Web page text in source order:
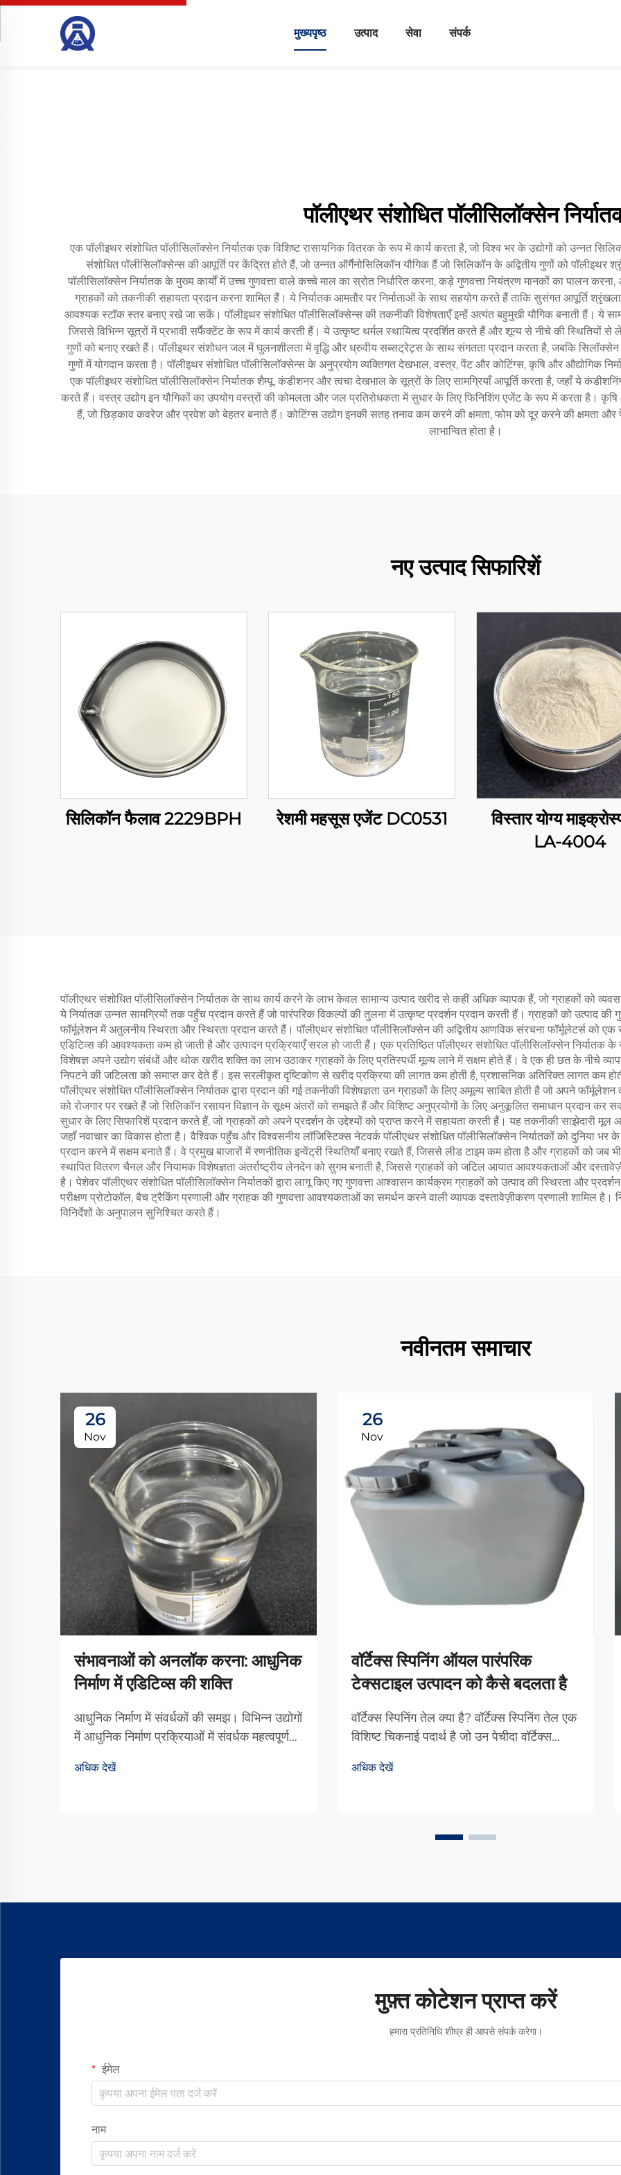
मुख्यपृष्ठ उत्पाद सेवा संपर्क
पॉलीएथर संशोधित पॉलीसिलॉक्सेन
एक पॉलीइथर संशोधित पॉलीसिलॉक्सेन निर्यातक एक विशिष्ट रासायनिक वितरक के रूप में कार्य करता है, जो विश्व भर के उद्योगों को उन्नत
संशोधित पॉलीसिलॉक्सेन्स की आपूर्ति पर केंद्रित होते हैं, जो उन्नत ऑर्गैनोसिलिकॉन यौगिक हैं जो सिलिकॉन के अद्वितीय गुणों को
पॉलीसिलॉक्सेन निर्यातक के मुख्य कार्यों में उच्च गुणवत्ता वाले कच्चे माल का स्रोत निर्धारित करना, कड़े गुणवत्ता नियंत्रण मानकों का पालन करना,
ग्राहकों को तकनीकी सहायता प्रदान करना शामिल हैं। ये निर्यातक आमतौर पर निर्माताओं के साथ सहयोग करते हैं ताकि सुसंगत आपूर्ति
आवश्यक स्टॉक स्तर बनाए रखे जा सकें। पॉलीइथर संशोधित पॉलीसिलॉक्सेन्स की तकनीकी विशेषताएँ इन्हें अत्यंत बहुमुखी यौगिक बनाती हैं। ये
जिससे विभिन्न सूत्रों में प्रभावी सर्फैक्टेंट के रूप में कार्य करती हैं। ये उत्कृष्ट थर्मल स्थायित्व प्रदर्शित करते हैं और शून्य से नीचे की स्थितियों से
गुणों को बनाए रखते हैं। पॉलीइथर संशोधन जल में घुलनशीलता में वृद्धि और ध्रुवीय सब्सट्रेट्स के साथ संगतता प्रदान करता है, जबकि सिलॉक्सेन
गुणों में योगदान करता है। पॉलीइथर संशोधित पॉलीसिलॉक्सेन्स के अनुप्रयोग व्यक्तिगत देखभाल, वस्त्र, पेंट और कोटिंग्स, कृषि और औद्योगिक
एक पॉलीइथर संशोधित पॉलीसिलॉक्सेन निर्यातक शैम्पू, कंडीशनर और त्वचा देखभाल के सूत्रों के लिए सामग्रियाँ आपूर्ति करता है, जहाँ ये
करते हैं। वस्त्र उद्योग इन यौगिकों का उपयोग वस्त्रों की कोमलता और जल प्रतिरोधकता में सुधार के लिए फिनिशिंग एजेंट के रूप में करता है।
हैं, जो छिड़काव कवरेज और प्रवेश को बेहतर बनाते हैं। कोटिंग्स उद्योग इनकी सतह तनाव कम करने की क्षमता, फोम को दूर करने की क्षमता
लाभान्वित होता है।
नए उत्पाद सिफारिशें
सिलिकॉन फैलाव 2229BPH रेशमी महसूस एजेंट DC0531
विस्तार योग्य
LA-4004
पॉलीएथर संशोधित पॉलीसिलॉक्सेन निर्यातक के साथ कार्य करने के लाभ केवल सामान्य उत्पाद खरीद से कहीं अधिक व्यापक हैं, जो ग्राहकों को
ये निर्यातक उन्नत सामग्रियों तक पहुँच प्रदान करते हैं जो पारंपरिक विकल्पों की तुलना में उत्कृष्ट प्रदर्शन प्रदान करती हैं। ग्राहकों को उत्पाद की
फॉर्मूलेशन में अतुलनीय स्थिरता और स्थिरता प्रदान करते हैं। पॉलीएथर संशोधित पॉलीसिलॉक्सेन की अद्वितीय आणविक संरचना फॉर्मूलेटर्स को
एडिटिव्स की आवश्यकता कम हो जाती है और उत्पादन प्रक्रियाएँ सरल हो जाती हैं। एक प्रतिष्ठित पॉलीएथर संशोधित पॉलीसिलॉक्सेन निर्यातक
विशेषज्ञ अपने उद्योग संबंधों और थोक खरीद शक्ति का लाभ उठाकर ग्राहकों के लिए प्रतिस्पर्धी मूल्य लाने में सक्षम होते हैं। वे एक ही छत के नीचे
निपटने की जटिलता को समाप्त कर देते हैं। इस सरलीकृत दृष्टिकोण से खरीद प्रक्रिया की लागत कम होती है, प्रशासनिक अतिरिक्त लागत कम
पॉलीएथर संशोधित पॉलीसिलॉक्सेन निर्यातक द्वारा प्रदान की गई तकनीकी विशेषज्ञता उन ग्राहकों के लिए अमूल्य साबित होती है जो अपने
को रोजगार पर रखते हैं जो सिलिकॉन रसायन विज्ञान के सूक्ष्म अंतरों को समझते हैं और विशिष्ट अनुप्रयोगों के लिए अनुकूलित समाधान प्रदान कर
सुधार के लिए सिफारिशें प्रदान करते हैं, जो ग्राहकों को अपने प्रदर्शन के उद्देश्यों को प्राप्त करने में सहायता करती हैं। यह तकनीकी साझेदारी मूल
जहाँ नवाचार का विकास होता है। वैश्विक पहुँच और विश्वसनीय लॉजिस्टिक्स नेटवर्क पॉलीएथर संशोधित पॉलीसिलॉक्सेन निर्यातकों को दुनिया
प्रदान करने में सक्षम बनाते हैं। वे प्रमुख बाजारों में रणनीतिक इन्वेंट्री स्थितियाँ बनाए रखते हैं, जिससे लीड टाइम कम होता है और ग्राहकों को जब
स्थापित वितरण चैनल और नियामक विशेषज्ञता अंतर्राष्ट्रीय लेनदेन को सुगम बनाती है, जिससे ग्राहकों को जटिल आयात आवश्यकताओं और
है। पेशेवर पॉलीएथर संशोधित पॉलीसिलॉक्सेन निर्यातकों द्वारा लागू किए गए गुणवत्ता आश्वासन कार्यक्रम ग्राहकों को उत्पाद की स्थिरता और
परीक्षण प्रोटोकॉल, बैच ट्रैकिंग प्रणाली और ग्राहक की गुणवत्ता आवश्यकताओं का समर्थन करने वाली व्यापक दस्तावेज़ीकरण प्रणाली शामिल है।
विनिर्देशों के अनुपालन सुनिश्चित करते हैं।
नवीनतम समाचार
26
Nov
संभावनाओं को अनलॉक करना: आधुनिक
निर्माण में एडिटिव्स की शक्ति
आधुनिक निर्माण में संवर्धकों की समझ। विभिन्न उद्योगों
में आधुनिक निर्माण प्रक्रियाओं में संवर्धक महत्वपूर्ण
के लिए होते हैं जो आधारभूत सामग्री में उस तरह के
अधिक देखें
26
Nov
वॉर्टेक्स स्पिनिंग ऑयल पारंपरिक
टेक्सटाइल उत्पादन को कैसे बदलता है
वॉर्टेक्स स्पिनिंग तेल क्या है? वॉर्टेक्स स्पिनिंग तेल एक
विशिष्ट चिकनाई पदार्थ है जो उन पेचीदा वॉर्टेक्स
इसे अलग करने वाली बात यह है कि यह घर्षण को कम
अधिक देखें
मुफ़्त कोटेशन प्राप्त करें
हमारा प्रतिनिधि शीघ्र ही आपसे संपर्क करेगा।
ईमेल
नाम